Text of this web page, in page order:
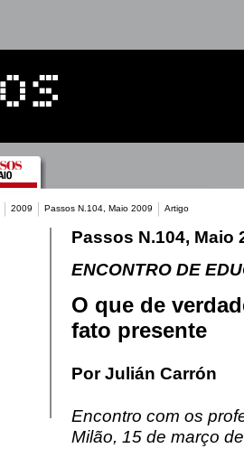
2009 Passos N.104, Maio 2009 Artigo
Passos N.104, Maio
ENCONTRO DE
O que de
fato presente
Por Julián Carrón
Encontro com os
Milão, 15 de março